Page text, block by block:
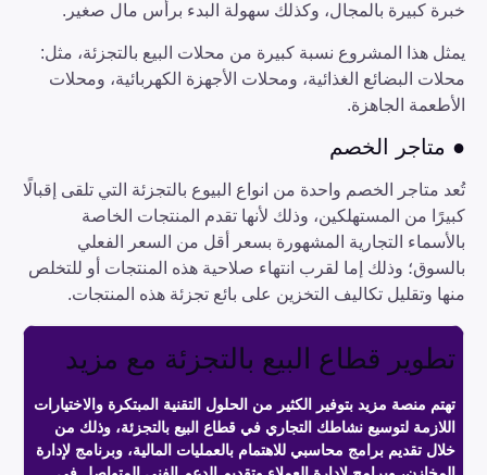
خبرة كبيرة بالمجال، وكذلك سهولة البدء برأس مال صغير.
يمثل هذا المشروع نسبة كبيرة من محلات البيع بالتجزئة، مثل:
محلات البضائع الغذائية، ومحلات الأجهزة الكهربائية، ومحلات
الأطعمة الجاهزة.
● متاجر الخصم
تُعد متاجر الخصم واحدة من انواع البيوع بالتجزئة التي تلقى إقبالًا
كبيرًا من المستهلكين، وذلك لأنها تقدم المنتجات الخاصة
بالأسماء التجارية المشهورة بسعر أقل من السعر الفعلي
بالسوق؛ وذلك إما لقرب انتهاء صلاحية هذه المنتجات أو للتخلص
منها وتقليل تكاليف التخزين على بائع تجزئة هذه المنتجات.
تطوير قطاع البيع بالتجزئة مع مزيد
تهتم منصة مزيد بتوفير الكثير من الحلول التقنية المبتكرة والاختيارات
اللازمة لتوسيع نشاطك التجاري في قطاع البيع بالتجزئة، وذلك من
خلال تقديم برامج محاسبي للاهتمام بالعمليات المالية، وبرنامج لإدارة